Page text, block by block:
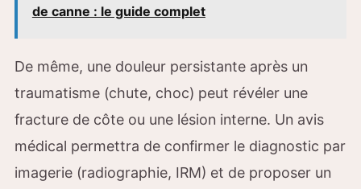
de canne : le guide complet
De même, une douleur persistante après un
traumatisme (chute, choc) peut révéler une
fracture de côte ou une lésion interne. Un avis
médical permettra de confirmer le diagnostic par
imagerie (radiographie, IRM) et de proposer un